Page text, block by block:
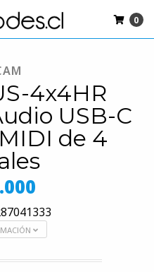
0
4x4HR
USB-C
de 4